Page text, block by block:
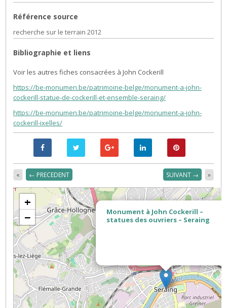
Référence source
recherche sur le terrain 2012
Bibliographie et liens
Voir les autres fiches consacrées à John Cockerill
https://be-monumen.be/patrimoine-belge/monument-a-john-
cockerill-statue-de-cockerill-et-ensemble-seraing/
https://be-monumen.be/patrimoine-belge/monument-a-john-
cockerill-ixelles/
« ← PRECEDENT SUIVANT → »
Monument à John Cockerill –
statues des ouvriers – Seraing
+
−